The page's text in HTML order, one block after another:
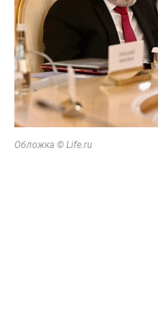
Обложка © Life.ru